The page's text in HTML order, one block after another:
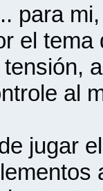
para
el
al
jugar